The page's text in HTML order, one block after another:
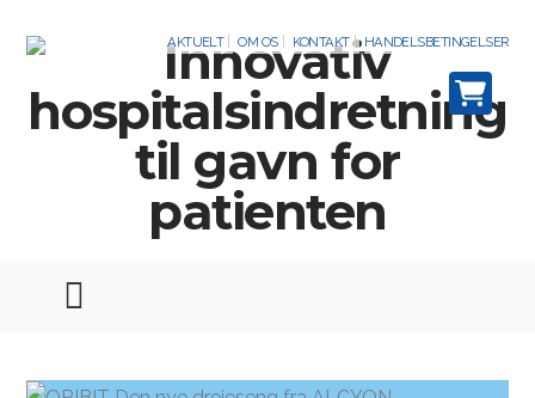
AKTUELT OM OS KONTAKT HANDELSBETINGELSER